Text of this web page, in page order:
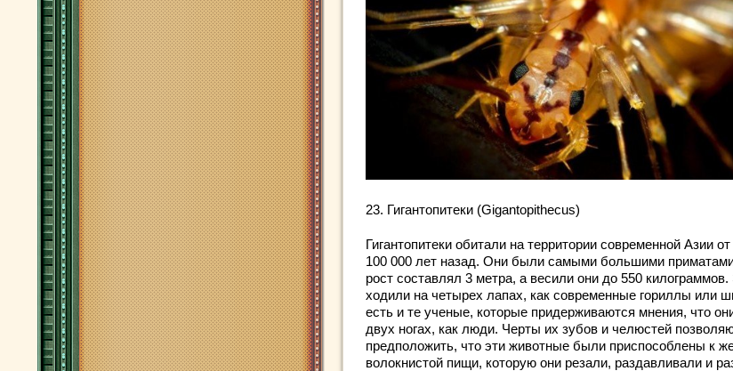
23. Гигантопитеки (Gigantopithecus)
Гигантопитеки обитали на территории современной Азии
100 000 лет назад. Они были самыми большими
рост составлял 3 метра, а весили они до 550
ходили на четырех лапах, как современные гориллы или
есть и те ученые, которые придерживаются мнения, что
двух ногах, как люди. Черты их зубов и челюстей
предположить, что эти животные были приспособлены к
волокнистой пищи, которую они резали, раздавливали и